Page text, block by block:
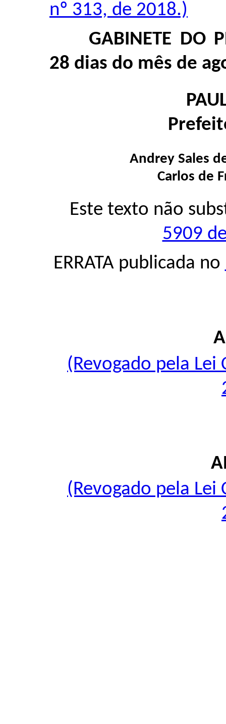
nº 313, de 2018.)
GABINETE DO
28 dias do mês de
Andrey Sales
Carlos de
Este texto não
5909
ERRATA publicada no
(Revogado pela
(Revogado pela